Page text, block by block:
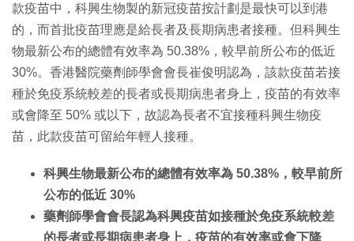
款疫苗中，科興生物製的新冠疫苗按計劃是最快可以到港
的，而首批疫苗理應是給長者及長期病患者接種。但科興生
物最新公布的總體有效率為 50.38%，較早前所公布的低近
30%。香港醫院藥劑師學會會長崔俊明認為，該款疫苗若接
種於免疫系統較差的長者或長期病患者身上，疫苗的有效率
或會降至 50% 或以下，故認為長者不宜接種科興生物疫
苗，此款疫苗可留給年輕人接種。
科興生物最新公布的總體有效率為 50.38%，較早前所
公布的低近 30%
藥劑師學會會長認為科興疫苗如接種於免疫系統較差
的長者或長期病患者身上，疫苗的有效率或會下降